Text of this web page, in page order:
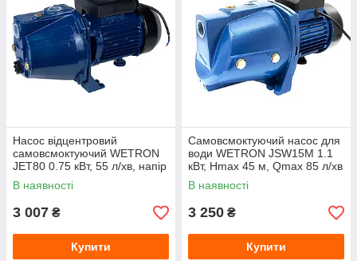
Насос відцентровий
самовсмоктуючий WETRON
JET80 0.75 кВт, 55 л/хв, напір
45 м
В наявності
3 007 ₴
Купити
Самовсмоктуючий насос для
води WETRON JSW15M 1.1
кВт, Hmax 45 м, Qmax 85 л/хв
В наявності
3 250 ₴
Купити